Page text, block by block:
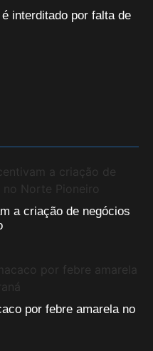
interditado por falta de
a criação de negócios
por febre amarela no